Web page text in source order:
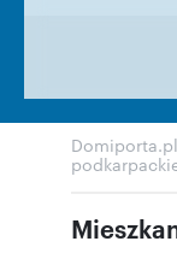
Domiporta.pl